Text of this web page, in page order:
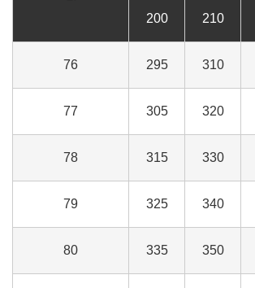
200
210
76 295 310
77 305 320
78 315 330
79 325 340
80 335 350